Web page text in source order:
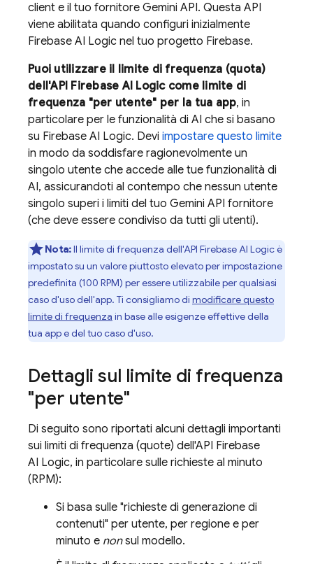
client e il tuo fornitore Gemini API. Questa API
viene abilitata quando configuri inizialmente
Firebase AI Logic nel tuo progetto Firebase.
Puoi utilizzare il limite di frequenza (quota)
dell'API Firebase AI Logiccome limite di
frequenza "per utente" per la tua app, in
particolare per le funzionalità di AI che si basano
su Firebase AI Logic. Devi impostare questo limite
in modo da soddisfare ragionevolmente un
singolo utente che accede alle tue funzionalità di
AI, assicurandoti al contempo che nessun utente
singolo superi i limiti del tuo Gemini API fornitore
(che deve essere condiviso da tutti gli utenti).
Nota:Il limite di frequenza dell'APIFirebase AI Logicè
impostato su un valore piuttosto elevato per impostazione
predefinita (100 RPM) per essere utilizzabile per qualsiasi
caso d'uso dell'app. Ti consigliamo di modificare questo
limite di frequenza in base alle esigenze effettive della
tua app e del tuo caso d'uso.
Dettagli sul limite di frequenza
"per utente"
Di seguito sono riportati alcuni dettagli importanti
sui limiti di frequenza (quote) dell'API Firebase
AI Logic, in particolare sulle richieste al minuto
(RPM):
Si basa sulle "richieste di generazione di
contenuti" per utente, per regione e per
minuto e nonsul modello.